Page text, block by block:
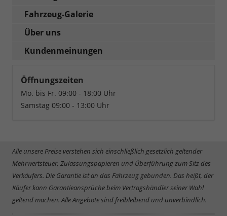
Fahrzeug-Galerie
Über uns
Kundenmeinungen
Öffnungszeiten
Mo. bis Fr. 09:00 - 18:00 Uhr
Samstag 09:00 - 13:00 Uhr
Alle unsere Preise verstehen sich einschließlich gesetzlich geltender
Mehrwertsteuer, Zulassungspapieren und Überführung zum Sitz des
Verkäufers. Die Garantie ist an das Fahrzeug gebunden. Das heißt, der
Käufer kann Garantieansprüche beim Vertragshändler seiner Wahl
geltend machen. Alle Angebote sind freibleibend und unverbindlich.